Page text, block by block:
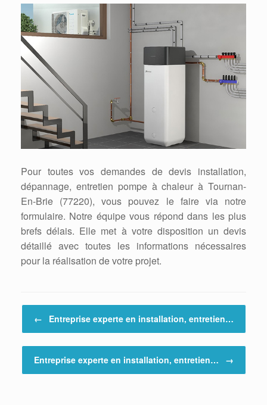
Pour toutes vos demandes de devis installation,
dépannage, entretien pompe à chaleur à Tournan-
En-Brie (77220), vous pouvez le faire via notre
formulaire. Notre équipe vous répond dans les plus
brefs délais. Elle met à votre disposition un devis
détaillé avec toutes les informations nécessaires
pour la réalisation de votre projet.
← Entreprise experte en installation, entretien…
Entreprise experte en installation, entretien… →